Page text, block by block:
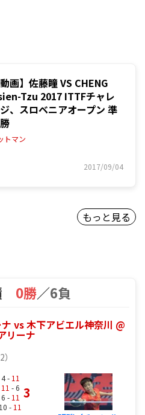
動画】佐藤瞳 VS CHENG
Tzu 2017 ITTFチャレ
、スロベニアオープン 準
トマン
2017/09/04
もっと見る
0勝／6負
vs 木下アビエル神奈川 @
リーナ
4 - 11
11 - 6
6 - 11
10 - 11
3